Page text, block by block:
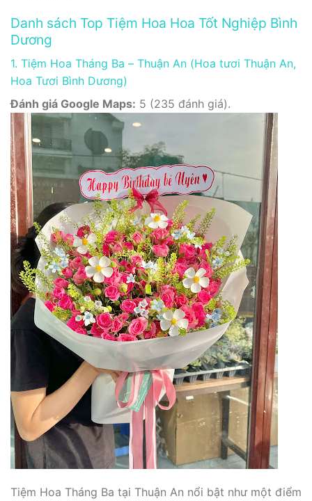
Danh sách Top Tiệm Hoa Hoa Tốt Nghiệp Bình
Dương
1. Tiệm Hoa Tháng Ba – Thuận An (Hoa tươi Thuận An,
Hoa Tươi Bình Dương)
Đánh giá Google Maps: 5 (235 đánh giá).
Tiệm Hoa Tháng Ba tại Thuận An nổi bật như một điểm